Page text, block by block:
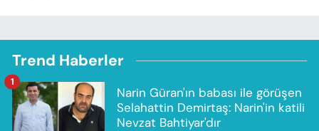
Trend Haberler
Narin Güran'ın babası ile görüşen
Selahattin Demirtaş: Narin'in katili
Nevzat Bahtiyar'dır
1